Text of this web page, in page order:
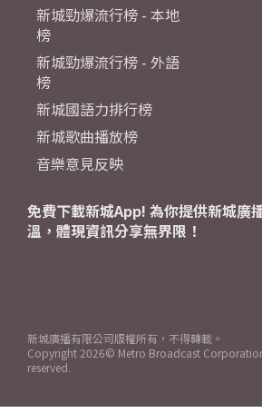
新城勁爆流行榜 - 本地
榜
新城勁爆流行榜 - 外語
榜
新城國語力排行榜
新城歌曲播放榜
音樂意見反映
免費下載新城App! 為你提供新城廣
溫，體現資訊分享無界限！
新城廣播有限公司版權所有，不得轉載。
Copyright 2026© Metro Broadcast
reserved.